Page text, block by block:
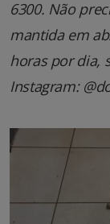
6300. Não
mantida em
horas por dia,
Instagram: